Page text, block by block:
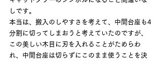
しです。
本当は、搬入のしやすさを考えて、中間台座も4
分割に切ってしまおうと考えていたのですが、
この美しい木目に刃を入れることがためらわ
れ、中間台座は切らずにこのまま使うことを決